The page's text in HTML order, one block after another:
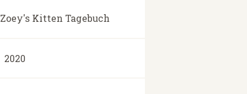
Zoey's Kitten Tagebuch
2020